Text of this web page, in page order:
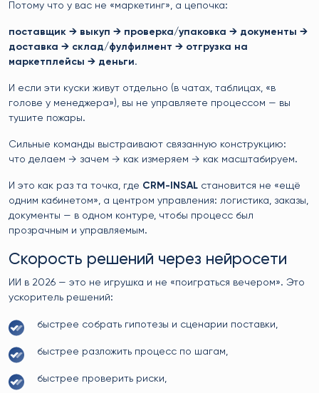
Потому что у вас не «маркетинг», а цепочка:
поставщик → выкуп → проверка/упаковка → документы →
доставка → склад/фулфилмент → отгрузка на
маркетплейсы → деньги.
И если эти куски живут отдельно (в чатах, таблицах, «в
голове у менеджера»), вы не управляете процессом — вы
тушите пожары.
Сильные команды выстраивают связанную конструкцию:
что делаем → зачем → как измеряем → как масштабируем.
И это как раз та точка, где CRM-INSAL становится не «ещё
одним кабинетом», а центром управления: логистика, заказы,
документы — в одном контуре, чтобы процесс был
прозрачным и управляемым.
Скорость решений через нейросети
ИИ в 2026 — это не игрушка и не «поиграться вечером». Это
ускоритель решений:
быстрее собрать гипотезы и сценарии поставки,
быстрее разложить процесс по шагам,
быстрее проверить риски,